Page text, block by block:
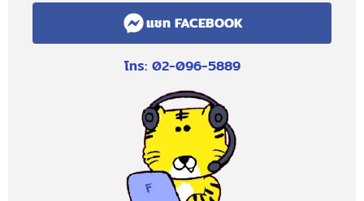
แชท FACEBOOK
โทร: 02-096-5889